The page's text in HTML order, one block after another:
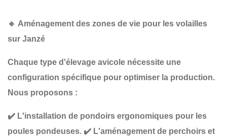
🔹 Aménagement des zones de vie pour les volailles
sur Janzé
Chaque type d'élevage avicole nécessite une
configuration spécifique pour optimiser la production.
Nous proposons :
✔️ L'installation de pondoirs ergonomiques pour les
poules pondeuses. ✔️ L'aménagement de perchoirs et